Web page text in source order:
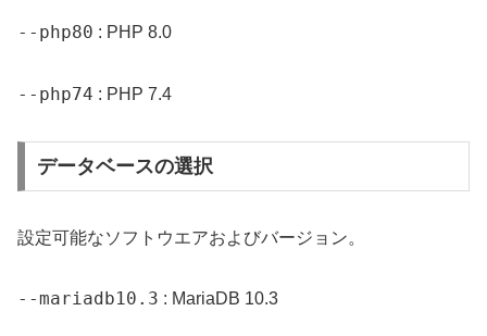
--php80 : PHP 8.0
--php74 : PHP 7.4
データベースの選択
設定可能なソフトウエアおよびバージョン。
--mariadb10.3 : MariaDB 10.3